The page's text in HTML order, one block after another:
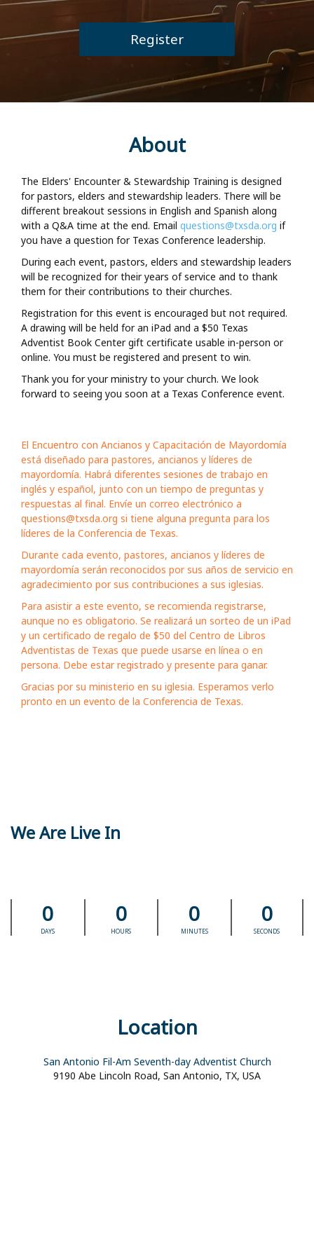
Register
About
The Elders' Encounter & Stewardship Training is designed
for pastors, elders and stewardship leaders. There will be
different breakout sessions in English and Spanish along
with a Q&A time at the end. Email questions@txsda.org if
you have a question for Texas Conference leadership.
During each event, pastors, elders and stewardship leaders
will be recognized for their years of service and to thank
them for their contributions to their churches.
Registration for this event is encouraged but not required.
A drawing will be held for an iPad and a $50 Texas
Adventist Book Center gift certificate usable in-person or
online. You must be registered and present to win.
Thank you for your ministry to your church. We look
forward to seeing you soon at a Texas Conference event.
El Encuentro con Ancianos y Capacitación de Mayordomía
está diseñado para pastores, ancianos y líderes de
mayordomía. Habrá diferentes sesiones de trabajo en
inglés y español, junto con un tiempo de preguntas y
respuestas al final. Envíe un correo electrónico a
questions@txsda.org si tiene alguna pregunta para los
líderes de la Conferencia de Texas.
Durante cada evento, pastores, ancianos y líderes de
mayordomía serán reconocidos por sus años de servicio en
agradecimiento por sus contribuciones a sus iglesias.
Para asistir a este evento, se recomienda registrarse,
aunque no es obligatorio. Se realizará un sorteo de un iPad
y un certificado de regalo de $50 del Centro de Libros
Adventistas de Texas que puede usarse en línea o en
persona. Debe estar registrado y presente para ganar.
Gracias por su ministerio en su iglesia. Esperamos verlo
pronto en un evento de la Conferencia de Texas.
We Are Live In
0
DAYS
0
HOURS
0
MINUTES
0
SECONDS
Location
San Antonio Fil-Am Seventh-day Adventist Church
9190 Abe Lincoln Road, San Antonio, TX, USA